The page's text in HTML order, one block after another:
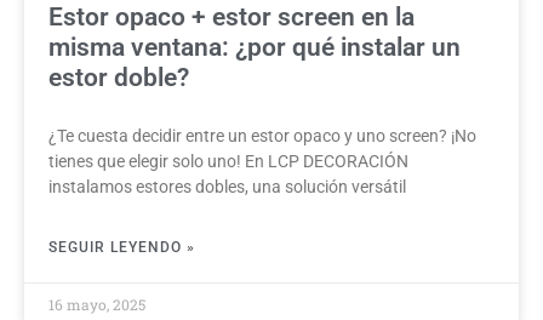
Estor opaco + estor screen en la
misma ventana: ¿por qué instalar un
estor doble?
¿Te cuesta decidir entre un estor opaco y uno screen? ¡No
tienes que elegir solo uno! En LCP DECORACIÓN
instalamos estores dobles, una solución versátil
SEGUIR LEYENDO »
16 mayo, 2025